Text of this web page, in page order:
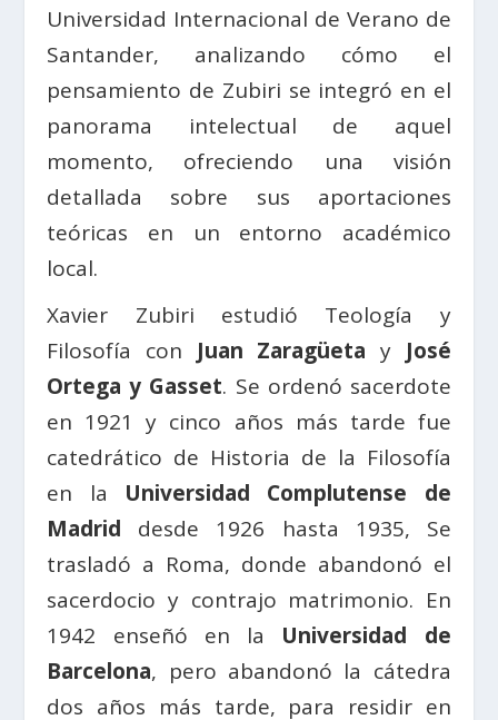
Universidad Internacional de Verano de
Santander, analizando cómo el
pensamiento de Zubiri se integró en el
panorama intelectual de aquel
momento, ofreciendo una visión
detallada sobre sus aportaciones
teóricas en un entorno académico
local.
Xavier Zubiri estudió Teología y
Filosofía con Juan Zaragüeta yJosé
Ortega y Gasset. Se ordenó sacerdote
en 1921 y cinco años más tarde fue
catedrático de Historia de la Filosofía
en la Universidad Complutense de
Madrid desde 1926 hasta 1935, Se
trasladó a Roma, donde abandonó el
sacerdocio y contrajo matrimonio. En
1942 enseñó en la Universidad de
Barcelona, pero abandonó la cátedra
dos años más tarde, para residir en